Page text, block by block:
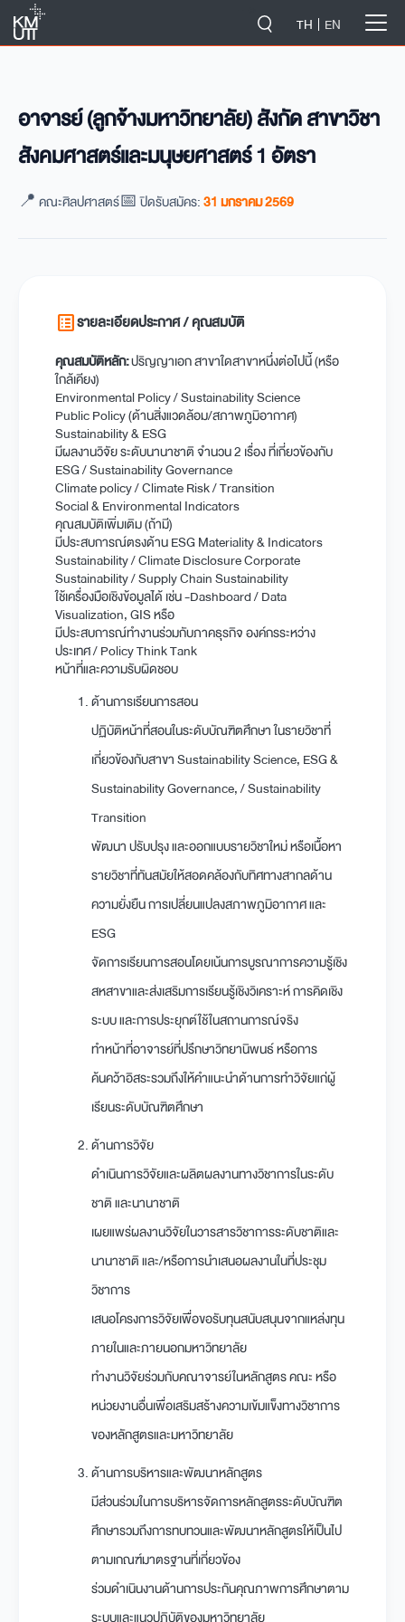
TH EN
อาจารย์ (ลูกจ้างมหาวิทยาลัย) สังกัด สาขาวิชา
สังคมศาสตร์และมนุษยศาสตร์ 1 อัตรา
📍 คณะศิลปศาสตร์📅 ปิดรับสมัคร:31 มกราคม 2569
list_altรายละเอียดประกาศ / คุณสมบัติ
คุณสมบัติหลัก:ปริญญาเอก สาขาใดสาขาหนึ่งต่อไปนี้ (หรือ
ใกล้เคียง)
Environmental Policy / Sustainability Science
Public Policy (ด้านสิ่งแวดล้อม/สภาพภูมิอากาศ)
Sustainability & ESG
มีผลงานวิจัย ระดับนานาชาติ จำนวน 2 เรื่อง ที่เกี่ยวข้องกับ
ESG / Sustainability Governance
Climate policy / Climate Risk / Transition
Social & Environmental Indicators
คุณสมบัติเพิ่มเติม (ถ้ามี)
มีประสบการณ์ตรงด้าน ESG Materiality & Indicators
Sustainability / Climate Disclosure Corporate
Sustainability / Supply Chain Sustainability
ใช้เครื่องมือเชิงข้อมูลได้ เช่น -Dashboard / Data
Visualization, GIS หรือ
มีประสบการณ์ทำงานร่วมกับภาคธุรกิจ องค์กรระหว่าง
ประเทศ / Policy Think Tank
หน้าที่และความรับผิดชอบ
ด้านการเรียนการสอน
ปฏิบัติหน้าที่สอนในระดับบัณฑิตศึกษา ในรายวิชาที่
เกี่ยวข้องกับสาขา Sustainability Science, ESG &
Sustainability Governance, / Sustainability
Transition
พัฒนา ปรับปรุง และออกแบบรายวิชาใหม่ หรือเนื้อหา
รายวิชาที่ทันสมัยให้สอดคล้องกับทิศทางสากลด้าน
ความยั่งยืน การเปลี่ยนแปลงสภาพภูมิอากาศ และ
ESG
จัดการเรียนการสอนโดยเน้นการบูรณาการความรู้เชิง
สหสาขาและส่งเสริมการเรียนรู้เชิงวิเคราะห์ การคิดเชิง
ระบบ และการประยุกต์ใช้ในสถานการณ์จริง
ทำหน้าที่อาจารย์ที่ปรึกษาวิทยานิพนธ์ หรือการ
ค้นคว้าอิสระรวมถึงให้คำแนะนำด้านการทำวิจัยแก่ผู้
เรียนระดับบัณฑิตศึกษา
ด้านการวิจัย
ดำเนินการวิจัยและผลิตผลงานทางวิชาการในระดับ
ชาติ และนานาชาติ
เผยแพร่ผลงานวิจัยในวารสารวิชาการระดับชาติและ
นานาชาติ และ/หรือการนำเสนอผลงานในที่ประชุม
วิชาการ
เสนอโครงการวิจัยเพื่อขอรับทุนสนับสนุนจากแหล่งทุน
ภายในและภายนอกมหาวิทยาลัย
ทำงานวิจัยร่วมกับคณาจารย์ในหลักสูตร คณะ หรือ
หน่วยงานอื่นเพื่อเสริมสร้างความเข้มแข็งทางวิชาการ
ของหลักสูตรและมหาวิทยาลัย
ด้านการบริหารและพัฒนาหลักสูตร
มีส่วนร่วมในการบริหารจัดการหลักสูตรระดับบัณฑิต
ศึกษารวมถึงการทบทวนและพัฒนาหลักสูตรให้เป็นไป
ตามเกณฑ์มาตรฐานที่เกี่ยวข้อง
ร่วมดำเนินงานด้านการประกันคุณภาพการศึกษาตาม
ระบบและแนวปฏิบัติของมหาวิทยาลัย